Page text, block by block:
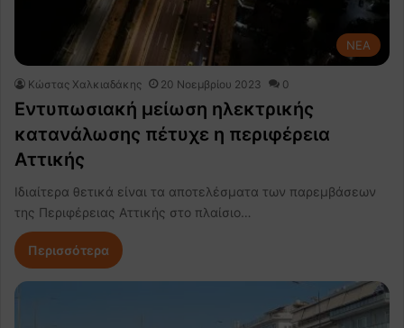
NEA
Κώστας Χαλκιαδάκης 20 Νοεμβρίου 2023 0
Εντυπωσιακή μείωση ηλεκτρικής
κατανάλωσης πέτυχε η περιφέρεια
Αττικής
Ιδιαίτερα θετικά είναι τα αποτελέσματα των παρεμβάσεων
της Περιφέρειας Αττικής στο πλαίσιο…
Περισσότερα